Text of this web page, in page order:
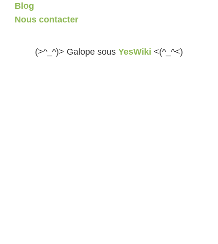
Blog
Nous contacter
(>^_^)> Galope sous YesWiki <(^_^<)